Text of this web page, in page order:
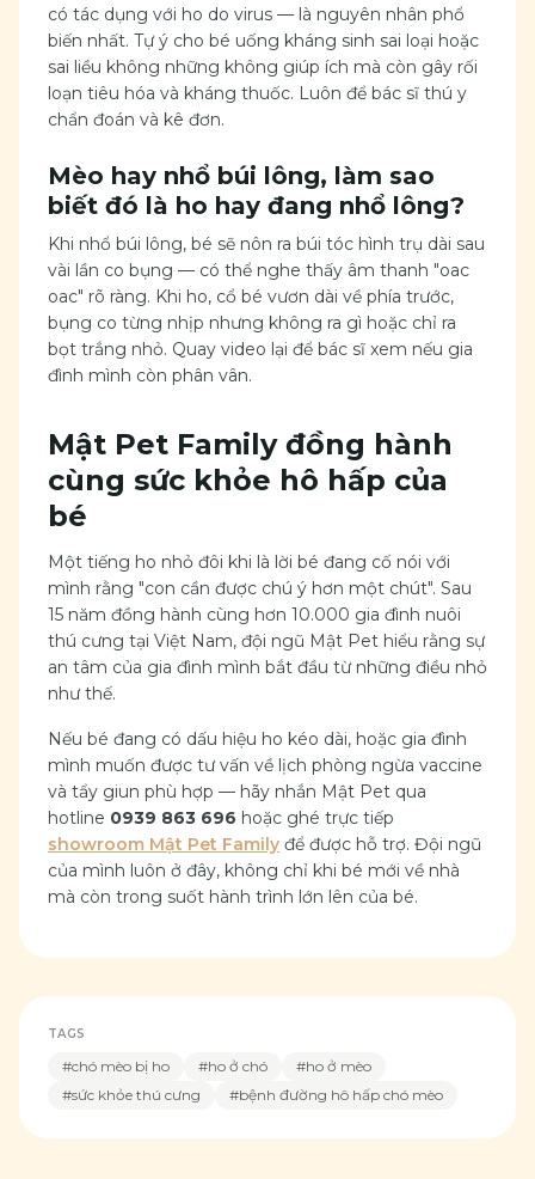
có tác dụng với ho do virus — là nguyên nhân phổ
biến nhất. Tự ý cho bé uống kháng sinh sai loại hoặc
sai liều không những không giúp ích mà còn gây rối
loạn tiêu hóa và kháng thuốc. Luôn để bác sĩ thú y
chẩn đoán và kê đơn.
Mèo hay nhổ búi lông, làm sao
biết đó là ho hay đang nhổ lông?
Khi nhổ búi lông, bé sẽ nôn ra búi tóc hình trụ dài sau
vài lần co bụng — có thể nghe thấy âm thanh "oac
oac" rõ ràng. Khi ho, cổ bé vươn dài về phía trước,
bụng co từng nhịp nhưng không ra gì hoặc chỉ ra
bọt trắng nhỏ. Quay video lại để bác sĩ xem nếu gia
đình mình còn phân vân.
Mật Pet Family đồng hành
cùng sức khỏe hô hấp của
bé
Một tiếng ho nhỏ đôi khi là lời bé đang cố nói với
mình rằng "con cần được chú ý hơn một chút". Sau
15 năm đồng hành cùng hơn 10.000 gia đình nuôi
thú cưng tại Việt Nam, đội ngũ Mật Pet hiểu rằng sự
an tâm của gia đình mình bắt đầu từ những điều nhỏ
như thế.
Nếu bé đang có dấu hiệu ho kéo dài, hoặc gia đình
mình muốn được tư vấn về lịch phòng ngừa vaccine
và tẩy giun phù hợp — hãy nhắn Mật Pet qua
hotline 0939 863 696 hoặc ghé trực tiếp
showroom Mật Pet Family để được hỗ trợ. Đội ngũ
của mình luôn ở đây, không chỉ khi bé mới về nhà
mà còn trong suốt hành trình lớn lên của bé.
TAGS
#chó mèo bị ho #ho ở chó #ho ở mèo
#sức khỏe thú cưng #bệnh đường hô hấp chó mèo